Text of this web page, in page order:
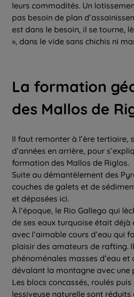
leurs commodités. Un
pas besoin de plan
est dans le besoin, il se tourne,
», dans le vide sans chichis ni
La formation
des Mallos de
Il faut remonter à l’ère tertiaire,
d’années en arrière, pour
formation des Mallos de Riglos.
Suite au démantèlement des
couches de galets et de
et déposées ici.
À l’époque, le Rio Gallego qui
de ses eaux turquoise était déjà
avec l’aimable cours d’eau qui
plaisir des amateurs de rafting.
phénoménales masses d’eau et
dévalant la montagne avec une
Les blocs concassés, roulés
lessiveuse naturelle sont réduits